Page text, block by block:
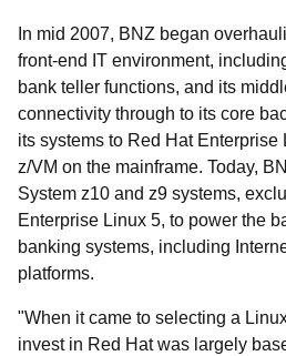
In mid 2007, BNZ began
front-end IT environment,
bank teller functions, and its
connectivity through to its core
its systems to Red Hat
z/VM on the mainframe. Today,
System z10 and z9 systems,
Enterprise Linux 5, to power the
banking systems, including
platforms.
"When it came to selecting a
invest in Red Hat was largely